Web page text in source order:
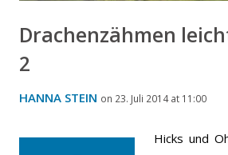
Drachenzähmen
2
HANNA STEIN on 23. Juli 2014 at 11:00
Hicks und